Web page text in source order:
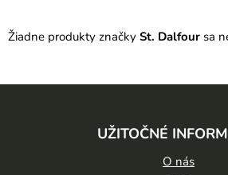
Žiadne produkty značky St. Dalfour sa
UŽITOČNÉ
O nás